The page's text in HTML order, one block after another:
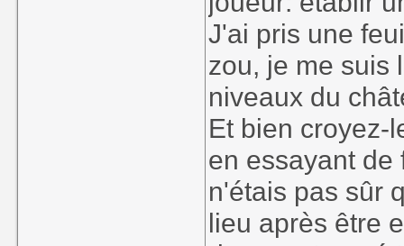
J'ai pris une
zou, je me suis
niveaux du
Et bien croyez-
en essayant de
n'étais pas sûr
lieu après être